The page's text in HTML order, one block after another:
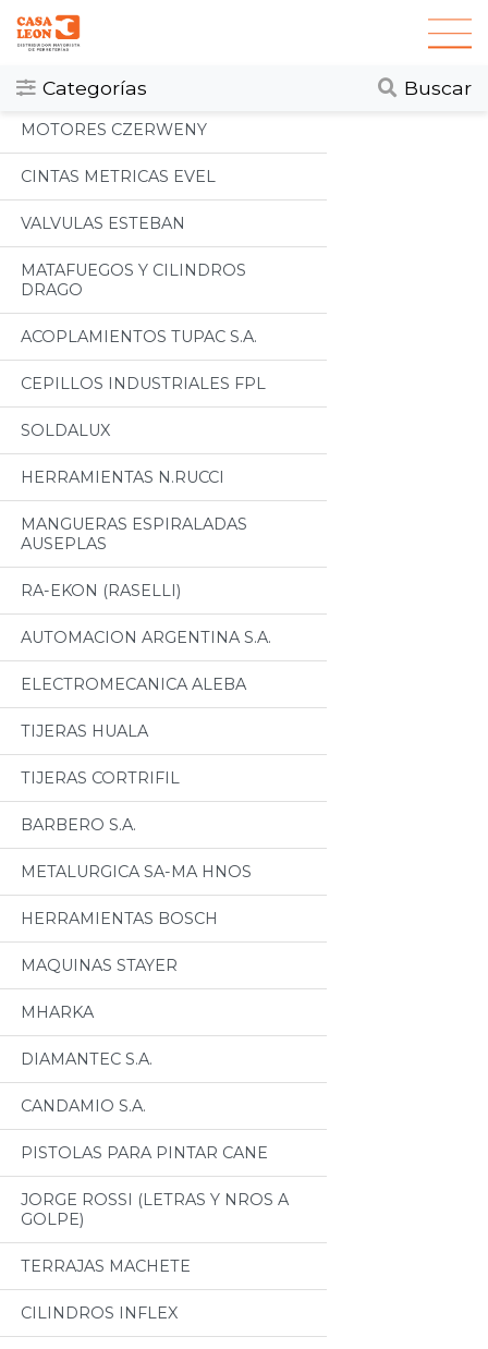
Categorías Buscar
Categorias
Todos
MOTORES CZERWENY
CINTAS METRICAS EVEL
VALVULAS ESTEBAN
MATAFUEGOS Y CILINDROS
DRAGO
ACOPLAMIENTOS TUPAC S.A.
CEPILLOS INDUSTRIALES FPL
SOLDALUX
HERRAMIENTAS N.RUCCI
MANGUERAS ESPIRALADAS
AUSEPLAS
RA-EKON (RASELLI)
AUTOMACION ARGENTINA S.A.
ELECTROMECANICA ALEBA
TIJERAS HUALA
TIJERAS CORTRIFIL
BARBERO S.A.
METALURGICA SA-MA HNOS
HERRAMIENTAS BOSCH
MAQUINAS STAYER
MHARKA
DIAMANTEC S.A.
CANDAMIO S.A.
PISTOLAS PARA PINTAR CANE
JORGE ROSSI (LETRAS Y NROS A
GOLPE)
TERRAJAS MACHETE
CILINDROS INFLEX